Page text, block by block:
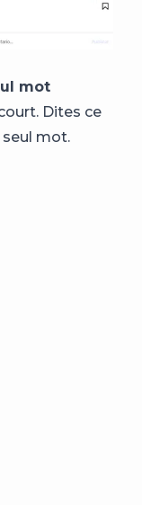
mot
Dites ce
mot.